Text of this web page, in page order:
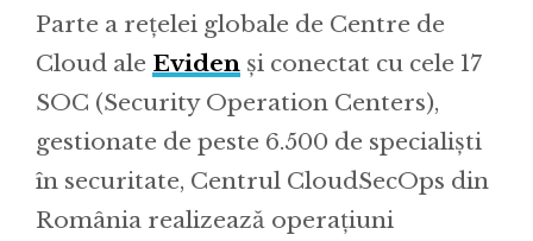
Parte a rețelei globale de Centre de
Cloud ale Eviden și conectat cu cele 17
SOC (Security Operation Centers),
gestionate de peste 6.500 de specialiști
în securitate, Centrul CloudSecOps din
România realizează operațiuni